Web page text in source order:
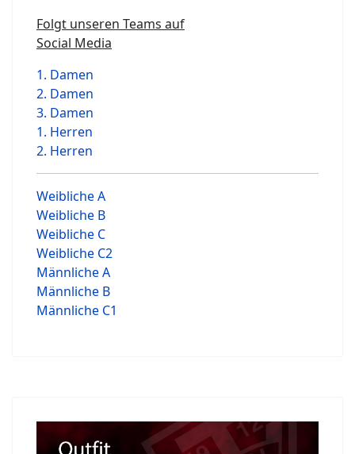
Folgt unseren Teams auf
Social Media
1. Damen
2. Damen
3. Damen
1. Herren
2. Herren
Weibliche A
Weibliche B
Weibliche C
Weibliche C2
Männliche A
Männliche B
Männliche C1